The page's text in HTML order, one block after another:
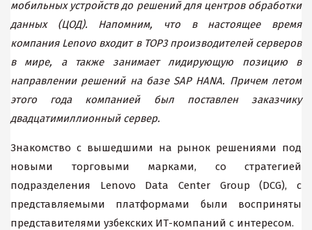
мобильных устройств до решений для центров обработки
данных (ЦОД). Напомним, что в настоящее время
компания Lenovo входит в TOP3 производителей серверов
в мире, а также занимает лидирующую позицию в
направлении решений на базе SAP HANA. Причем летом
этого года компанией был поставлен заказчику
двадцатимиллионный сервер.
Знакомство с вышедшими на рынок решениями под
новыми торговыми марками, со стратегией
подразделения Lenovo Data Center Group (DCG), с
представляемыми платформами были восприняты
представителями узбекских ИТ-компаний с интересом.